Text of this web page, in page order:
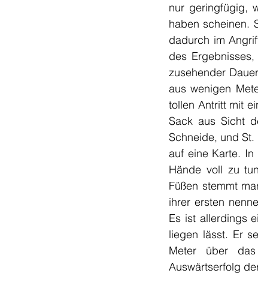
nur geringfügig,
haben scheinen.
dadurch im
des
zusehender
aus wenigen
tollen Antritt mit
Sack aus Sicht
Schneide, und
auf eine Karte.
Hände voll zu
Füßen stemmt
ihrer ersten
Es ist allerdings
liegen lässt. Er
Meter über das
Auswärtserfolg